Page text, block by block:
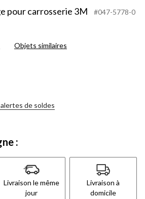
pour carrosserie 3M #047-5778-0
Objets similaires
de soldes
:
Livraison le même
jour
Livraison à
domicile